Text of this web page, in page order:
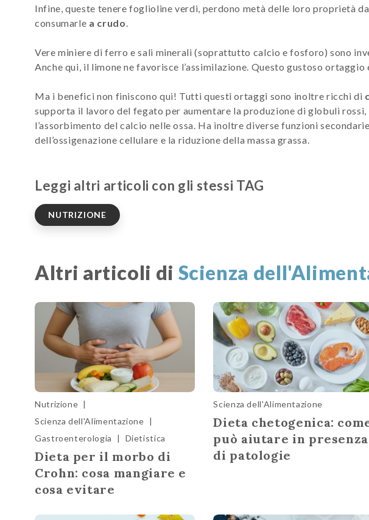
Infine, queste tenere foglioline verdi, perdono metà delle loro proprietà
consumarle a crudo.
Vere miniere di ferro e sali minerali (soprattutto calcio e fosforo) sono
Anche qui, il limone ne favorisce l’assimilazione. Questo gustoso
Ma i benefici non finiscono qui! Tutti questi ortaggi sono inoltre ricchi di
supporta il lavoro del fegato per aumentare la produzione di globuli
l’assorbimento del calcio nelle ossa. Ha inoltre diverse funzioni
dell’ossigenazione cellulare e la riduzione della massa grassa.
Leggi altri articoli con gli stessi TAG
NUTRIZIONE
Altri articoli di Scienza
Nutrizione |
Scienza dell'Alimentazione |
Gastroenterologia
| Dietistica
Dieta per il morbo di
Crohn: cosa mangiare e
cosa evitare
Scienza dell'Alimentazione
Dieta chetogenica:
può aiutare in presenza
di patologie